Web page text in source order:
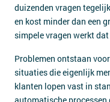
duizenden vragen
en kost minder dan een
simpele vragen werkt
Problemen ontstaan
situaties die eigenlijk
klanten lopen vast in